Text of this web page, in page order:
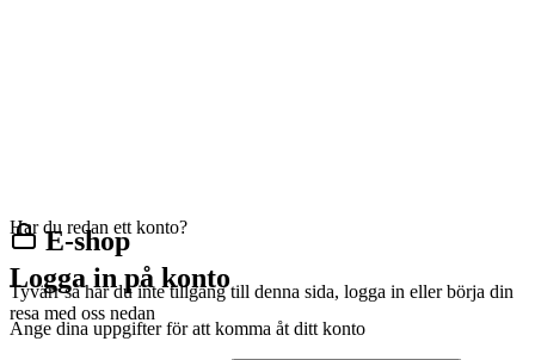
E-shop
Tyvärr så har du inte tillgång till denna sida, logga in eller börja din
resa med oss nedan
Har du redan ett konto?
Logga in på konto
Ange dina uppgifter för att komma åt ditt konto